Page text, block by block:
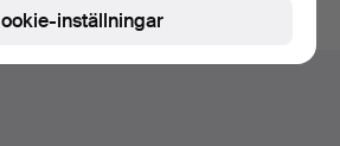
inställningar